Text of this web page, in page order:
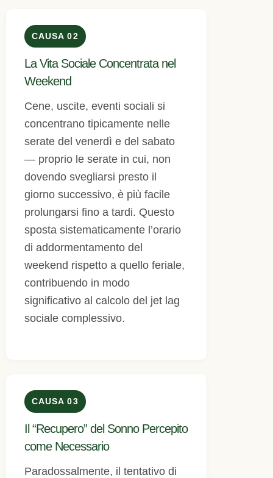
CAUSA 02
La Vita Sociale Concentrata nel
Weekend
Cene, uscite, eventi sociali si
concentrano tipicamente nelle
serate del venerdì e del sabato
— proprio le serate in cui, non
dovendo svegliarsi presto il
giorno successivo, è più facile
prolungarsi fino a tardi. Questo
sposta sistematicamente l’orario
di addormentamento del
weekend rispetto a quello feriale,
contribuendo in modo
significativo al calcolo del jet lag
sociale complessivo.
CAUSA 03
Il “Recupero” del Sonno Percepito
come Necessario
Paradossalmente, il tentativo di